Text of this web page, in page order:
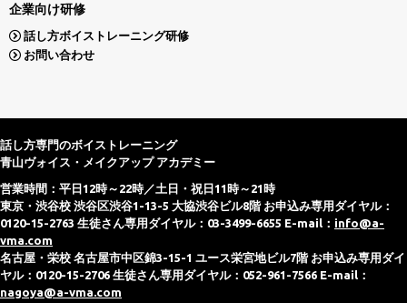
企業向け研修
話し方ボイストレーニング研修
お問い合わせ
話し方専門のボイストレーニング
青山ヴォイス・メイクアップ アカデミー
営業時間：平日12時～22時／土日・祝日11時～21時
東京・渋谷校 渋谷区渋谷1-13-5 大協渋谷ビル8階 お申込み専用ダイヤル：
0120-15-2763 生徒さん専用ダイヤル：03-3499-6655 E-mail： info@a-
vma.com
名古屋・栄校 名古屋市中区錦3-15-1 ユース栄宮地ビル7階 お申込み専用ダイ
ヤル：0120-15-2706 生徒さん専用ダイヤル：052-961-7566 E-mail：
nagoya@a-vma.com